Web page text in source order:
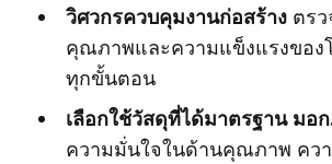
วิศวกรควบคุมงานก่อสร้างตรว
คุณภาพและความแข็งแรงของ
ทุกขั้นตอน
เลือกใช้วัสดุที่ได้มาตรฐาน มอ
ความมั่นใจในด้านคุณภาพ คว